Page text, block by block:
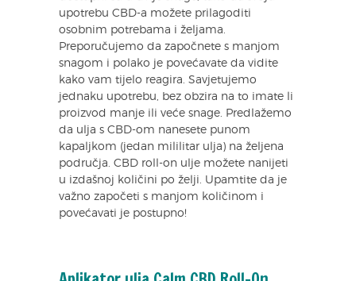
upotrebu CBD-a možete prilagoditi
osobnim potrebama i željama.
Preporučujemo da započnete s manjom
snagom i polako je povećavate da vidite
kako vam tijelo reagira. Savjetujemo
jednaku upotrebu, bez obzira na to imate li
proizvod manje ili veće snage. Predlažemo
da ulja s CBD-om nanesete punom
kapaljkom (jedan mililitar ulja) na željena
područja. CBD roll-on ulje možete nanijeti
u izdašnoj količini po želji. Upamtite da je
važno započeti s manjom količinom i
povećavati je postupno!